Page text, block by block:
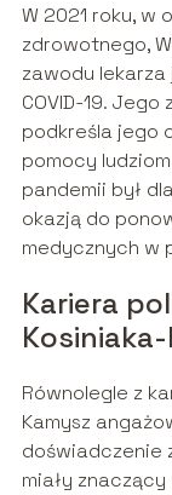
W 2021 roku, w
zdrowotnego,
zawodu
COVID-19.
podkreśla jego
pomocy
pandemii był
okazją do
medycznych w
Kariera
Równolegle z
Kamysz
doświadczenie
miały